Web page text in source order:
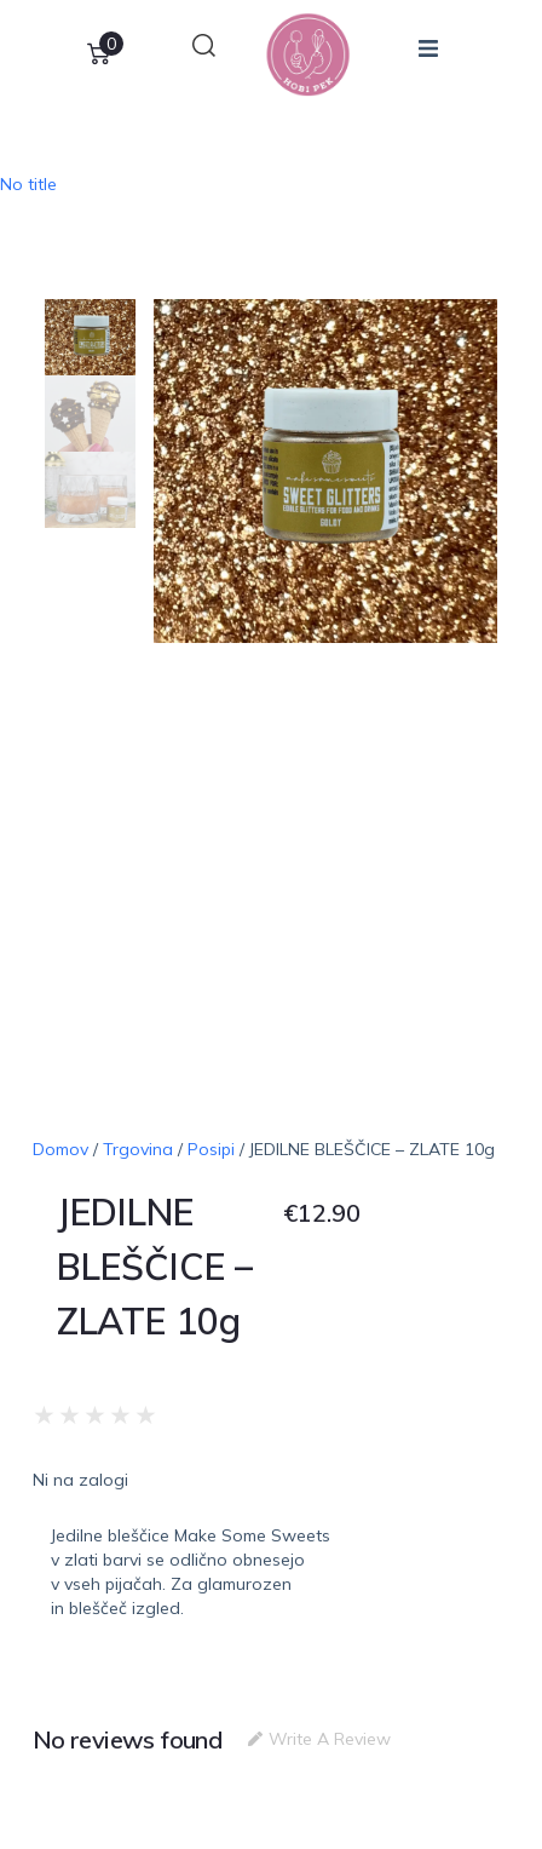
0
No title
Domov/Trgovina /Posipi / JEDILNE BLEŠČICE – ZLATE 10g
JEDILNE
BLEŠČICE –
ZLATE 10g
€12.90
★ ★ ★ ★ ★
Ni na zalogi
Jedilne bleščice Make Some Sweets
v zlati barvi se odlično obnesejo
v vseh pijačah. Za glamurozen
in bleščeč izgled.
No reviews found Write A Review